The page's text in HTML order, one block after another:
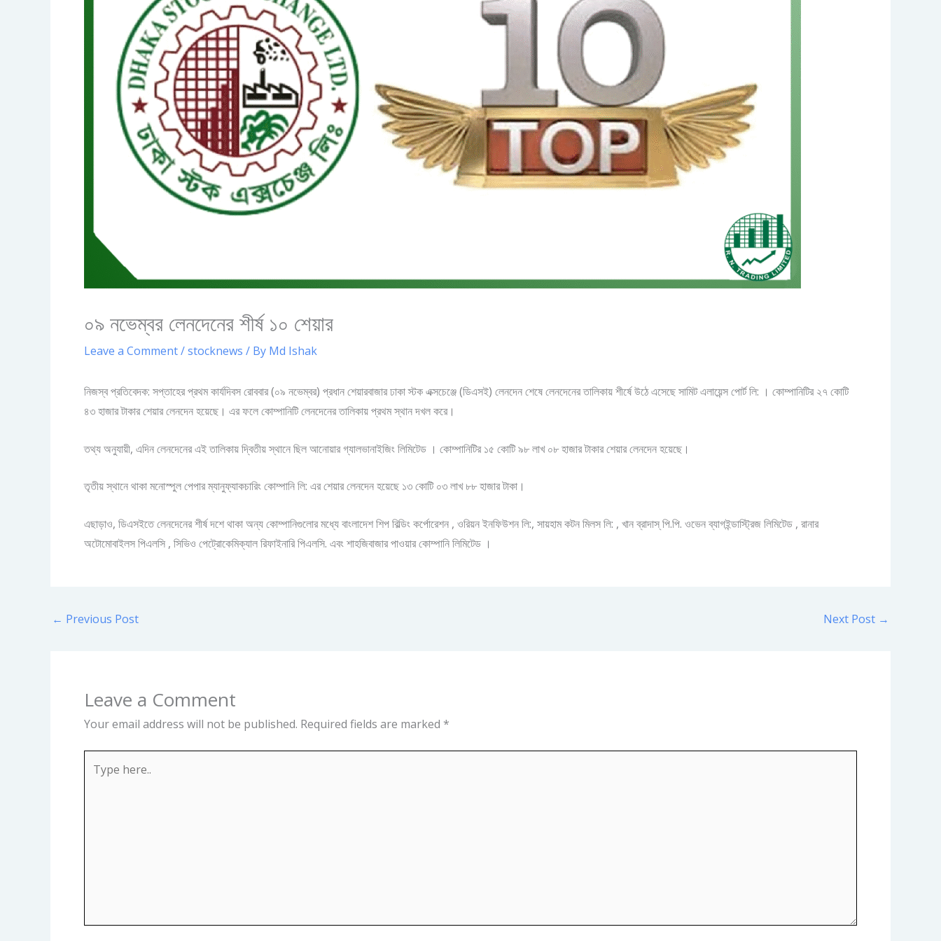
০৯ নভেম্বর লেনদেনের শীর্ষ ১০ শেয়ার
Leave a Comment/stocknews / By Md Ishak
নিজস্ব প্রতিবেদক: সপ্তাহের প্রথম কার্যদিবস রোববার (০৯ নভেম্বর) প্রধান শেয়ারবাজার ঢাকা স্টক এক্সচেঞ্জে (ডিএসই) লেনদেন শেষে লেনদেনের তালিকায় শীর্ষে উঠে এসেছে সামিট এলায়েন্স পোর্ট লি: । কোম্পানিটির ২৭ কোটি
৪৩ হাজার টাকার শেয়ার লেনদেন হয়েছে। এর ফলে কোম্পানিটি লেনদেনের তালিকায় প্রথম স্থান দখল করে।
তথ্য অনুযায়ী, এদিন লেনদেনের এই তালিকায় দ্বিতীয় স্থানে ছিল আনোয়ার গ্যালভানাইজিং লিমিটেড । কোম্পানিটির ১৫ কোটি ৯৮ লাখ ০৮ হাজার টাকার শেয়ার লেনদেন হয়েছে।
তৃতীয় স্থানে থাকা মনোস্পুল পেপার ম্যানুফ্যাকচারিং কোম্পানি লি: এর শেয়ার লেনদেন হয়েছে ১৩ কোটি ০৩ লাখ ৮৮ হাজার টাকা।
এছাড়াও, ডিএসইতে লেনদেনের শীর্ষ দশে থাকা অন্য কোম্পানিগুলোর মধ্যে বাংলাদেশ শিপ বিল্ডিং কর্পোরেশন , ওরিয়ন ইনফিউশন লি:, সায়হাম কটন মিলস লি: , খান ব্রাদাস্‌ পি.পি. ওভেন ব্যাগইন্ডাস্ট্রিজ লিমিটেড , রানার
অটোমোবাইলস পিএলসি , সিভিও পেট্রোকেমিক্যাল রিফাইনারি পিএলসি. এবং শাহজিবাজার পাওয়ার কোম্পানি লিমিটেড ।
← Previous Post Next Post →
Leave a Comment
Your email address will not be published. Required fields are marked *
here..